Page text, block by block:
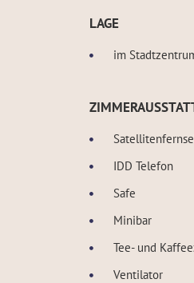
LAGE
im
IDD Telefon
Safe
Minibar
Tee- und
Ventilator